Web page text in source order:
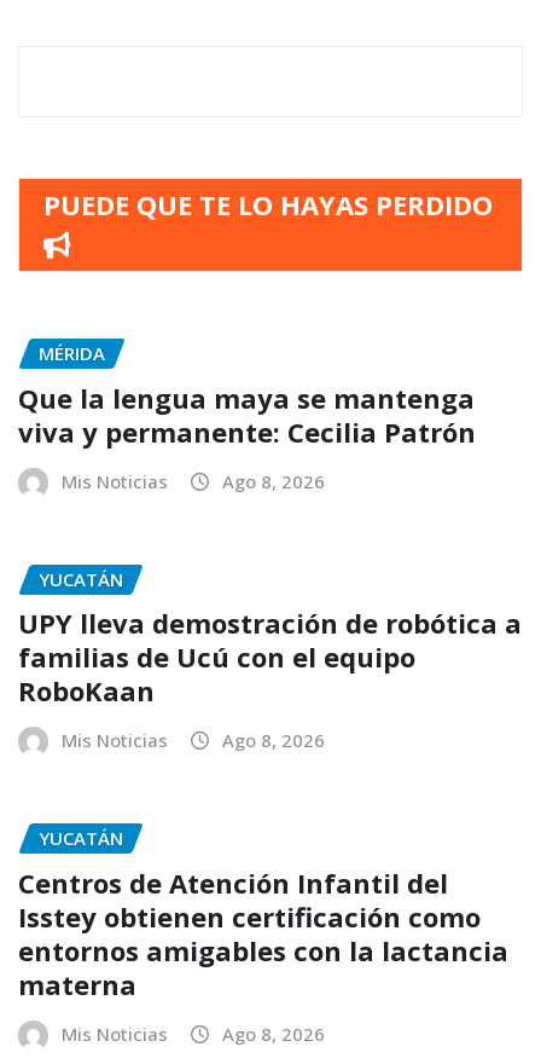
PUEDE QUE TE LO HAYAS PERDIDO
MÉRIDA
Que la lengua maya se mantenga
viva y permanente: Cecilia Patrón
Mis Noticias Ago 8, 2026
YUCATÁN
UPY lleva demostración de robótica a
familias de Ucú con el equipo
RoboKaan
Mis Noticias Ago 8, 2026
YUCATÁN
Centros de Atención Infantil del
Isstey obtienen certificación como
entornos amigables con la lactancia
materna
Mis Noticias Ago 8, 2026